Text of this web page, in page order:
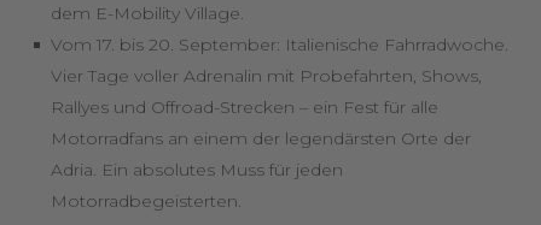
dem E-Mobility Village.
Vom 17. bis 20. September: Italienische Fahrradwoche.
Vier Tage voller Adrenalin mit Probefahrten, Shows,
Rallyes und Offroad-Strecken – ein Fest für alle
Motorradfans an einem der legendärsten Orte der
Adria. Ein absolutes Muss für jeden
Motorradbegeisterten.